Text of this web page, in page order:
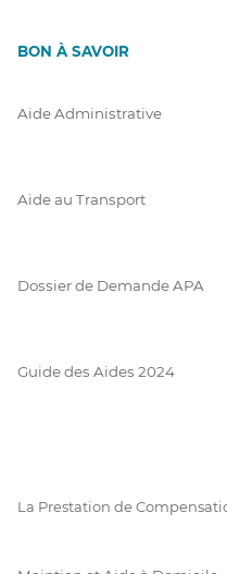
BON À SAVOIR
Aide Administrative
Aide au Transport
Dossier de Demande APA
Guide des Aides 2024
La Prestation de